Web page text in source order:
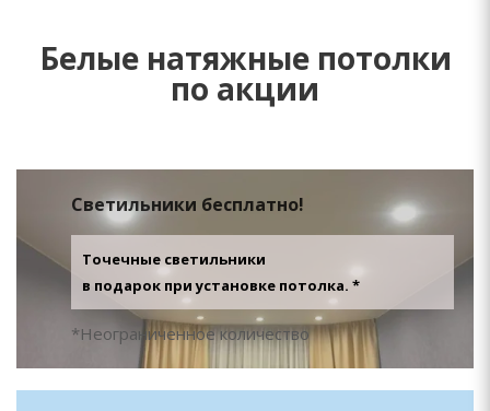
Белые натяжные потолки
по акции
Светильники бесплатно!
Точечные светильники
в подарок при установке потолка. *
*Неограниченное количество